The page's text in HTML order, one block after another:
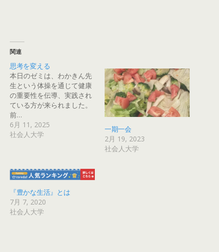
関連
思考を変える
本日のゼミは、わかきん先
生という体操を通じて健康
の重要性を伝導、実践され
ている方が来られました。
前…
6月 11, 2025
社会人大学
一期一会
2月 19, 2023
社会人大学
『豊かな生活』とは
7月 7, 2020
社会人大学